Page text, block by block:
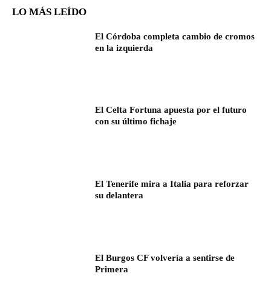
LO MÁS LEÍDO
El Córdoba completa cambio de cromos
en la izquierda
El Celta Fortuna apuesta por el futuro
con su último fichaje
El Tenerife mira a Italia para reforzar
su delantera
El Burgos CF volvería a sentirse de
Primera